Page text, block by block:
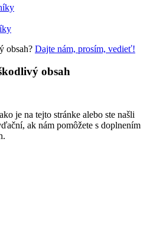
obsah? Dajte nám, prosím, vedieť!
obsah
je na tejto stránke alebo ste našli
ak nám pomôžete s doplnením